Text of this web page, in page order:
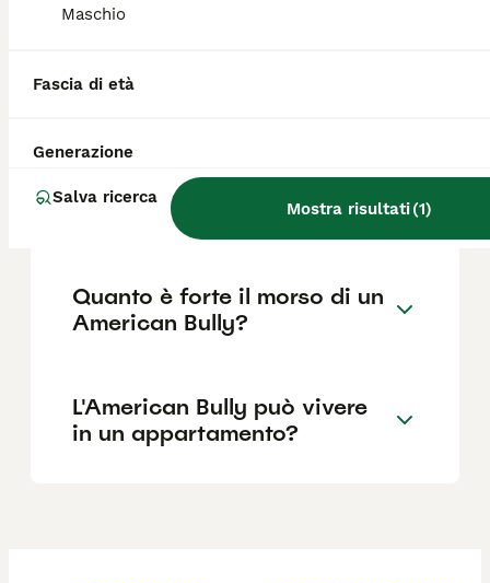
Maschio
Fascia di età
Generazione
Salva ricerca
Mostra risultati(1)
Qual è la differenza tra
Quali sono i difetti
dell'American Bully?
Quanto è forte il morso di un
American Bully?
L'American Bully può vivere
in un appartamento?